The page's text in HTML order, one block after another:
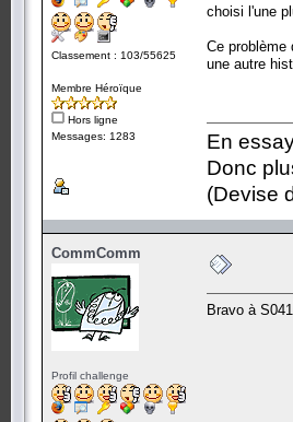
Classement : 103/55625
Membre Héroïque
Hors ligne
Messages: 1283
choisi l'une
Ce
une autre
En
Donc
(Devise
CommComm
Profil challenge
Bravo à